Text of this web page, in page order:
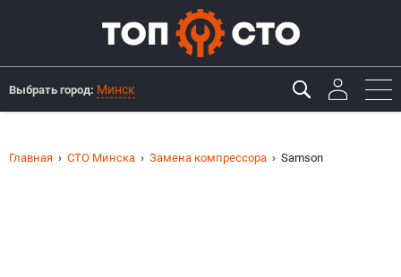
Выбрать город: Минск
Главная СТО Минска Замена компрессора Samson